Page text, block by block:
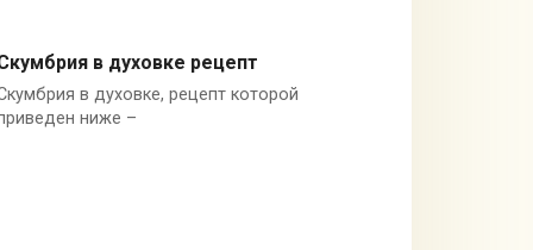
Рыба в духовке
в духовке рецепт
в духовке, рецепт которой
ниже –